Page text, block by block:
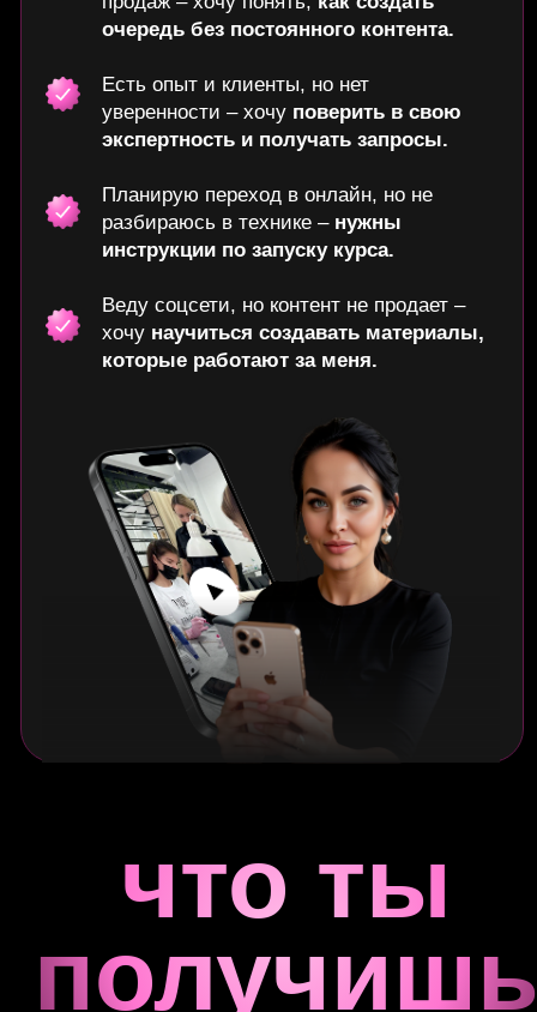
Шаблоны для прогревающего контента
и полной упаковки инструктора
с адаптацией под себя
План запуска
Четкая стратегия запуска по шагам для
Практика
Практические задания с примерами
подробными инструкциями по выполнению
Диплом инструктора с присвоением
профессии и занесением в госреестр